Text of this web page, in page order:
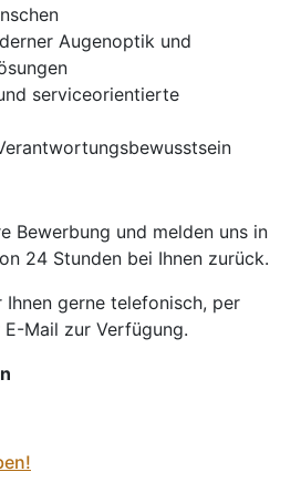
Augenoptik und
serviceorientierte
Bewerbung und melden uns in
24 Stunden bei Ihnen zurück.
Ihnen gerne telefonisch, per
Mail zur Verfügung.